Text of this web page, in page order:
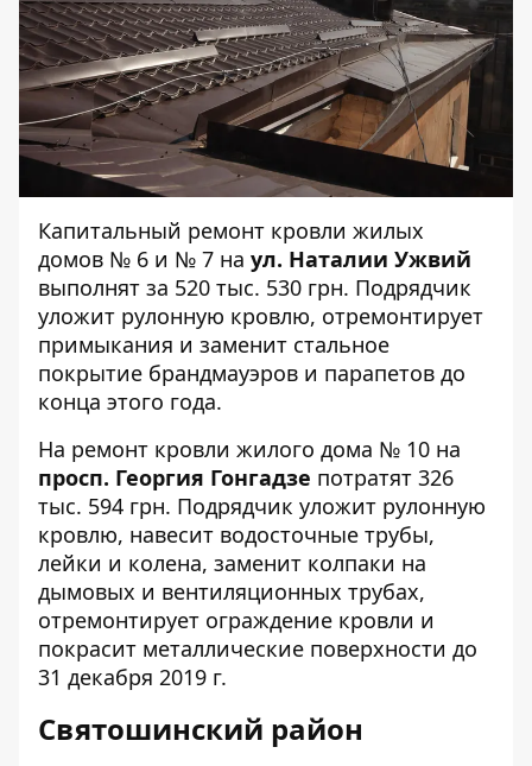
Капитальный ремонт кровли жилых
домов № 6 и № 7 на ул. Наталии Ужвий
выполнят за 520 тыс. 530 грн. Подрядчик
уложит рулонную кровлю, отремонтирует
примыкания и заменит стальное
покрытие брандмауэров и парапетов до
конца этого года.
На ремонт кровли жилого дома № 10 на
просп. Георгия Гонгадзе потратят 326
тыс. 594 грн. Подрядчик уложит рулонную
кровлю, навесит водосточные трубы,
лейки и колена, заменит колпаки на
дымовых и вентиляционных трубах,
отремонтирует ограждение кровли и
покрасит металлические поверхности до
31 декабря 2019 г.
Святошинский район